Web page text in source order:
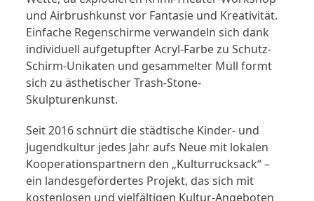
und Airbrushkunst vor Fantasie und Kreativität.
Einfache Regenschirme verwandeln sich dank
individuell aufgetupfter Acryl-Farbe zu Schutz-
Schirm-Unikaten und gesammelter Müll formt
sich zu ästhetischer Trash-Stone-
Skulpturenkunst.
Seit 2016 schnürt die städtische Kinder- und
Jugendkultur jedes Jahr aufs Neue mit lokalen
Kooperationspartnern den „Kulturrucksack“ –
ein landesgefördertes Projekt, das sich mit
kostenlosen und vielfältigen Kultur-Angeboten